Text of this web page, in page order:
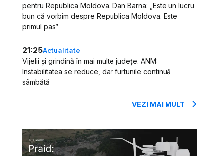
pentru Republica Moldova. Dan Barna: „Este un lucru
bun că vorbim despre Republica Moldova. Este
primul pas”
21:25Actualitate
Vijelii și grindină în mai multe județe. ANM:
Instabilitatea se reduce, dar furtunile continuă
sâmbătă
VEZI MAI MULT